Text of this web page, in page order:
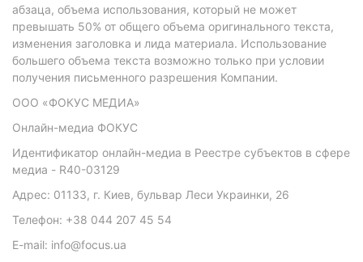
абзаца, объема использования, который не может
превышать 50% от общего объема оригинального текста,
изменения заголовка и лида материала. Использование
большего объема текста возможно только при условии
получения письменного разрешения Компании.
ООО «ФОКУС МЕДИА»
Онлайн-медиа ФОКУС
Идентификатор онлайн-медиа в Реестре субъектов в сфере
медиа - R40-03129
Адрес: 01133, г. Киев, бульвар Леси Украинки, 26
Телефон: +38 044 207 45 54
E-mail: info@focus.ua